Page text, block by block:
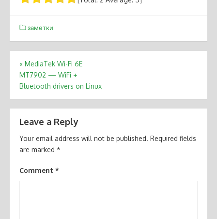
заметки
Post
navigation
« MediaTek Wi-Fi 6E
MT7902 — WiFi +
Bluetooth drivers on Linux
Leave a Reply
Your email address will not be published. Required fields
are marked *
Comment *